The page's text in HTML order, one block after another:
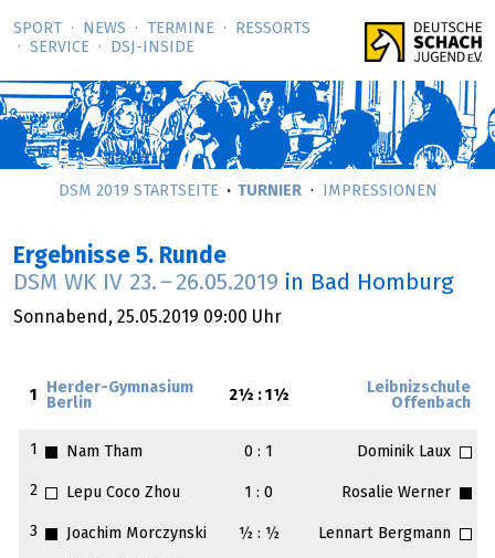
SPORT NEWS TERMINE
RESSORTS
SERVICE
DSJ-­INSIDE
DSM 2019 STARTSEITE TURNIER IMPRESSIONEN
Ergebnisse 5. Runde
DSM WK IV 23. – 26.05.2019 in Bad Homburg
Sonnabend, 25.05.2019 09:00 Uhr
1
Herder-Gymnasium
Berlin
2½ : 1½
Leibnizschule
Offenbach
1 Nam Tham 0 : 1 Dominik Laux
2 Lepu Coco Zhou 1 : 0 Rosalie Werner
3 Joachim Morczynski ½ : ½ Lennart Bergmann